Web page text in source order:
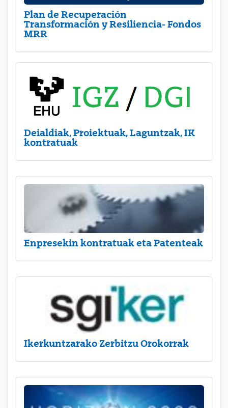
Plan de Recuperación
Transformación y Resiliencia- Fondos
MRR
Deialdiak, Proiektuak, Laguntzak, IK
kontratuak
Enpresekin kontratuak eta Patenteak
Ikerkuntzarako Zerbitzu Orokorrak